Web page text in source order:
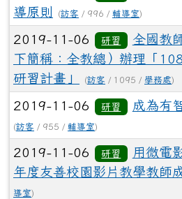
導原則
(訪客 / 996 / 輔導室)
2019-11-06 研習
全國教
下簡稱：全教總）辦理「
研習計畫」
(訪客 / 1095 / 學務處)
2019-11-06 研習 成為有
(訪客 / 955 / 輔導室)
2019-11-06 研習
用微電
年度友善校園影片教學教師
導室)